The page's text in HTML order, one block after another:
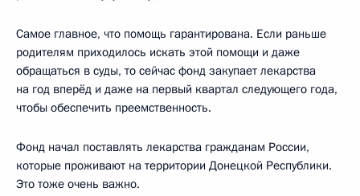
Самое главное, что помощь гарантирована. Если раньше
родителям приходилось искать этой помощи и даже
обращаться в суды, то сейчас фонд закупает лекарства
на год вперёд и даже на первый квартал следующего года,
чтобы обеспечить преемственность.
Фонд начал поставлять лекарства гражданам России,
которые проживают на территории Донецкой Республики.
Это тоже очень важно.